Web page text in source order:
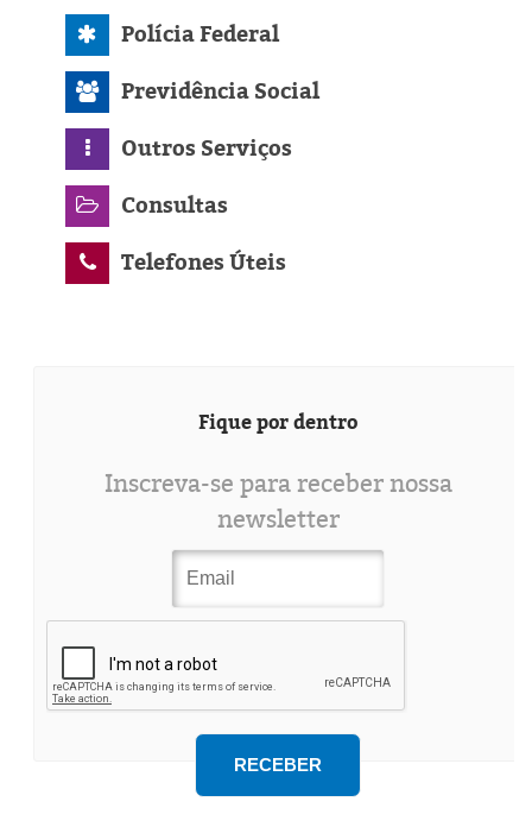
Polícia Federal
Previdência Social
Outros Serviços
Consultas
Telefones Úteis
Fique por dentro
Inscreva-se para receber nossa
newsletter